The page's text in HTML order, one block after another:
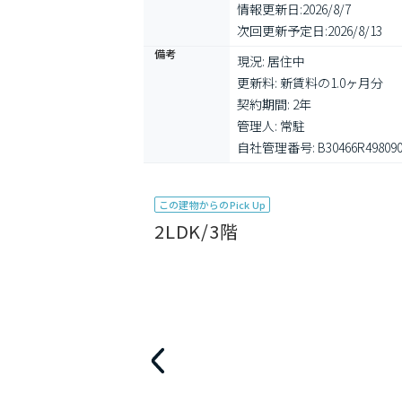
情報更新日:2026/8/7
次回更新予定日:2026/8/13
備考
現況: 居住中
更新料: 新賃料の1.0ヶ月分
契約期間: 2年
管理人: 常駐
自社管理番号: B30466R498090
この建物からのPick Up
2LDK/3階